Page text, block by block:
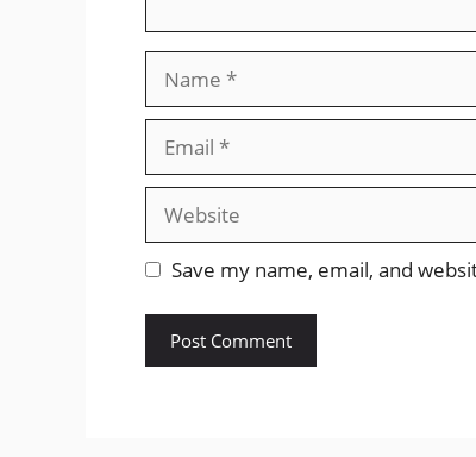
Website
Save my name, email, and